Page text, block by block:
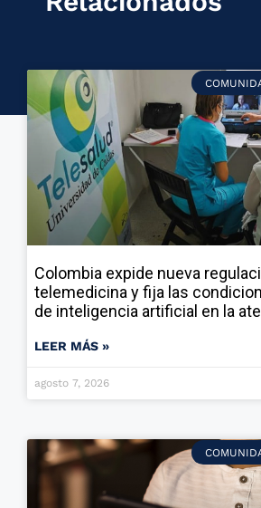
Colombia expide nueva
telemedicina y fija las
de inteligencia artificial en la
LEER MÁS »
agosto 7, 2026